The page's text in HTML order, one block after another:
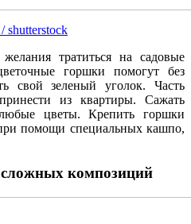
shutterstock
тратиться на садовые
горшки помогут без
свой зеленый уголок. Часть
из квартиры. Сажать
цветы. Крепить горшки
помощи специальных кашпо,
композиций